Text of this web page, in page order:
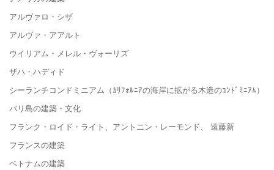
アルヴァロ・シザ
アルヴァ・アアルト
ウイリアム・メレル・ヴォーリズ
ザハ・ハディド
シーランチコンドミニアム（ｶﾘﾌｫﾙﾆｱの海岸に拡がる木造のｺﾝﾄﾞﾐﾆｱﾑ）
バリ島の建築・文化
フランク・ロイド・ライト、アントニン・レーモンド、 遠藤新
フランスの建築
ベトナムの建築